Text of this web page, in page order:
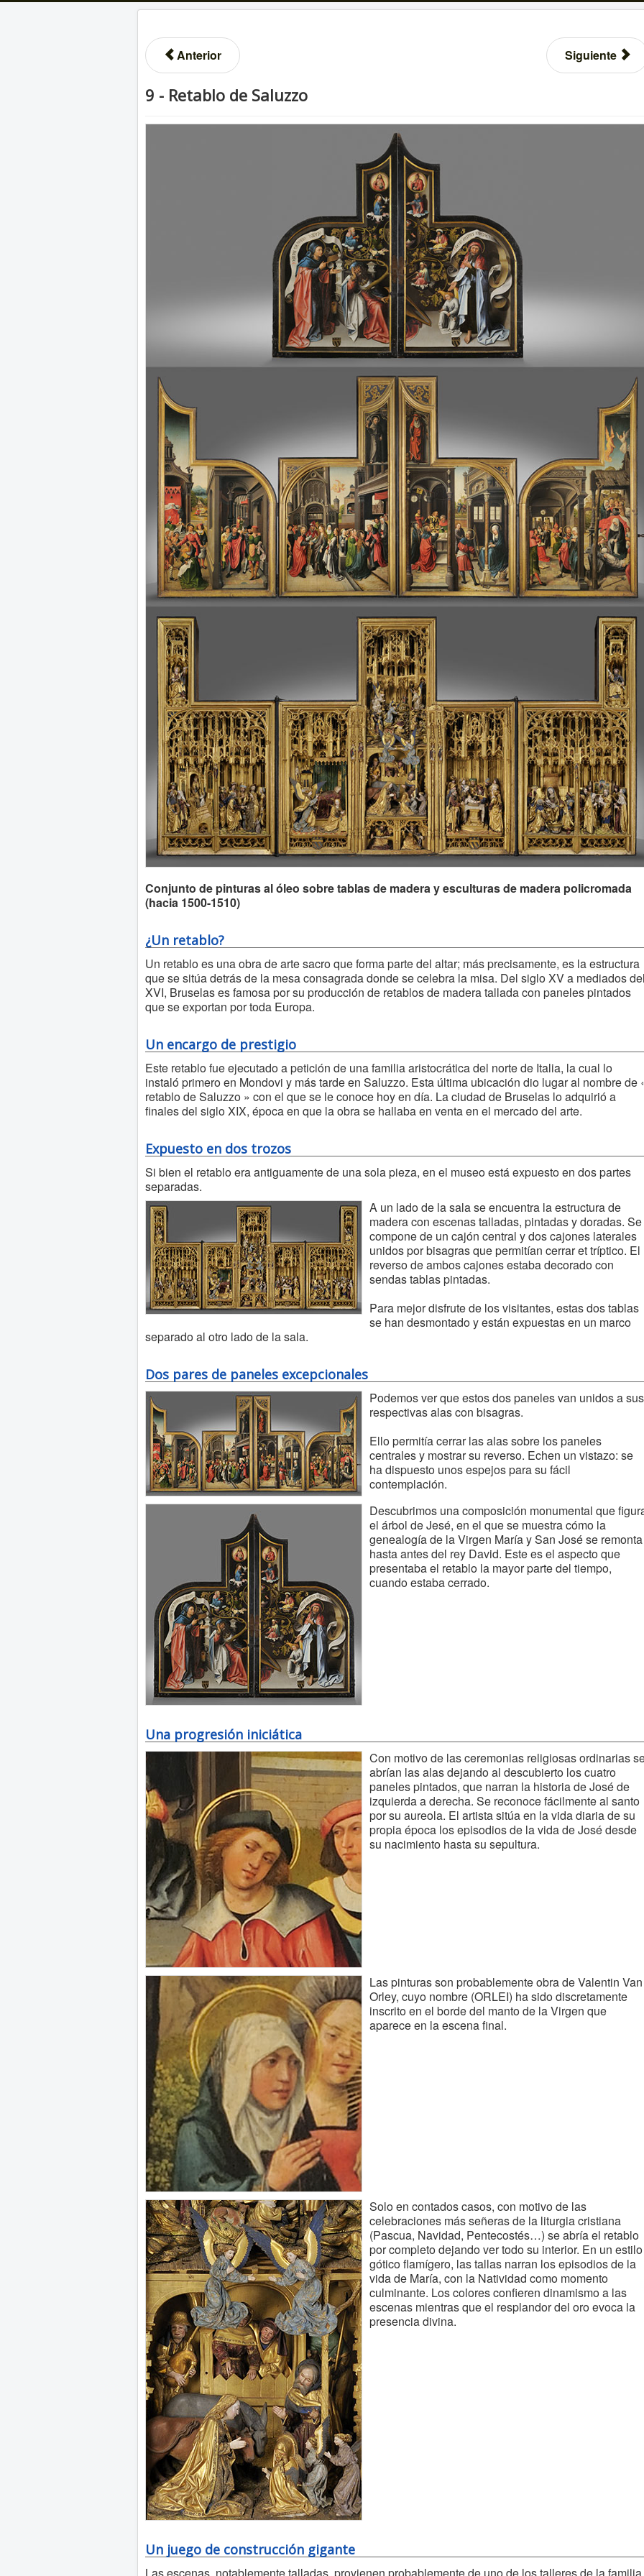
Anterior Siguiente
9 - Retablo de Saluzzo
Conjunto de pinturas al óleo sobre tablas de madera y esculturas de madera policromada
(hacia 1500-1510)
¿Un retablo?
Un retablo es una obra de arte sacro que forma parte del altar; más precisamente, es la estructura
que se sitúa detrás de la mesa consagrada donde se celebra la misa. Del siglo XV a mediados
XVI, Bruselas es famosa por su producción de retablos de madera tallada con paneles pintados
que se exportan por toda Europa.
Un encargo de prestigio
Este retablo fue ejecutado a petición de una familia aristocrática del norte de Italia, la cual lo
instaló primero en Mondovi y más tarde en Saluzzo. Esta última ubicación dio lugar al nombre de
retablo de Saluzzo » con el que se le conoce hoy en día. La ciudad de Bruselas lo adquirió a
finales del siglo XIX, época en que la obra se hallaba en venta en el mercado del arte.
Expuesto en dos trozos
Si bien el retablo era antiguamente de una sola pieza, en el museo está expuesto en dos partes
separadas.
A un lado de la sala se encuentra la estructura de
madera con escenas talladas, pintadas y doradas. Se
compone de un cajón central y dos cajones laterales
unidos por bisagras que permitían cerrar et tríptico. El
reverso de ambos cajones estaba decorado con
sendas tablas pintadas.
Para mejor disfrute de los visitantes, estas dos tablas
se han desmontado y están expuestas en un marco
separado al otro lado de la sala.
Dos pares de paneles excepcionales
Podemos ver que estos dos paneles van unidos a sus
respectivas alas con bisagras.
Ello permitía cerrar las alas sobre los paneles
centrales y mostrar su reverso. Echen un vistazo: se
ha dispuesto unos espejos para su fácil
contemplación.
Descubrimos una composición monumental que
el árbol de Jesé, en el que se muestra cómo la
genealogía de la Virgen María y San José se remonta
hasta antes del rey David. Este es el aspecto que
presentaba el retablo la mayor parte del tiempo,
cuando estaba cerrado.
Una progresión iniciática
Con motivo de las ceremonias religiosas ordinarias
abrían las alas dejando al descubierto los cuatro
paneles pintados, que narran la historia de José de
izquierda a derecha. Se reconoce fácilmente al santo
por su aureola. El artista sitúa en la vida diaria de su
propia época los episodios de la vida de José desde
su nacimiento hasta su sepultura.
Las pinturas son probablemente obra de Valentin Van
Orley, cuyo nombre (ORLEI) ha sido discretamente
inscrito en el borde del manto de la Virgen que
aparece en la escena final.
Solo en contados casos, con motivo de las
celebraciones más señeras de la liturgia cristiana
(Pascua, Navidad, Pentecostés…) se abría el retablo
por completo dejando ver todo su interior. En un estilo
gótico flamígero, las tallas narran los episodios de la
vida de María, con la Natividad como momento
culminante. Los colores confieren dinamismo a las
escenas mientras que el resplandor del oro evoca la
presencia divina.
Un juego de construcción gigante
Las escenas, notablemente talladas, provienen probablemente de uno de los talleres de la familia